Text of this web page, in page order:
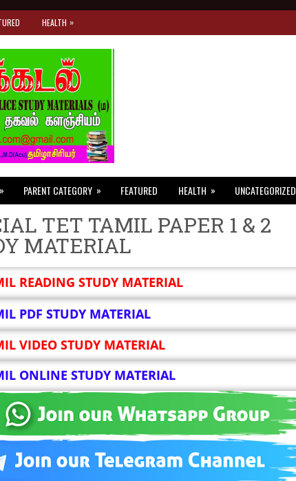
HEALTH »
» PARENT CATEGORY » FEATURED HEALTH » UNCATEGORIZED
TET TAMIL PAPER 1 & 2
MATERIAL
READING STUDY MATERIAL
PDF STUDY MATERIAL
VIDEO STUDY MATERIAL
ONLINE STUDY MATERIAL